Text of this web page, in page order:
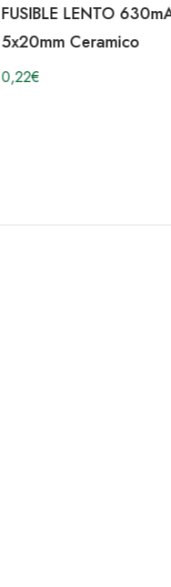
FUSIBLE LENTO
5x20mm Ceramico
0,22€